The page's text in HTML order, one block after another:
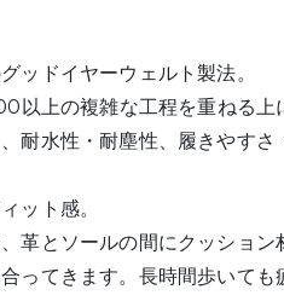
ッドイヤーウェルト製法。
以上の複雑な工程を重ねる上
耐水性・耐塵性、履きやす
ット感。
革とソールの間にクッショ
ってきます。長時間歩いても